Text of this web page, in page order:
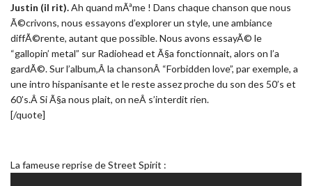
Justin (il rit).Ah quand mÃªme ! Dans chaque chanson que nous
Ã©crivons, nous essayons d’explorer un style, une ambiance
diffÃ©rente, autant que possible. Nous avons essayÃ© le
“gallopin’ metal” sur Radiohead et Ã§a fonctionnait, alors on l’a
gardÃ©. Sur l’album,Â la chansonÂ “Forbidden love”, par exemple, a
une intro hispanisante et le reste assez proche du son des 50’s et
60’s.Â Si Ã§a nous plait, on neÂ s’interdit rien.
[/quote]
La fameuse reprise de Street Spirit :